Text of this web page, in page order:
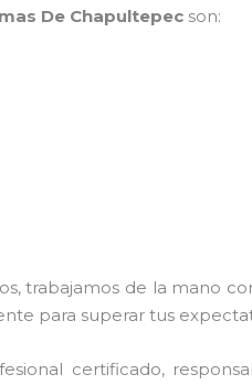
De Chapultepec son:
trabajamos de la mano
para superar tus
certificado,